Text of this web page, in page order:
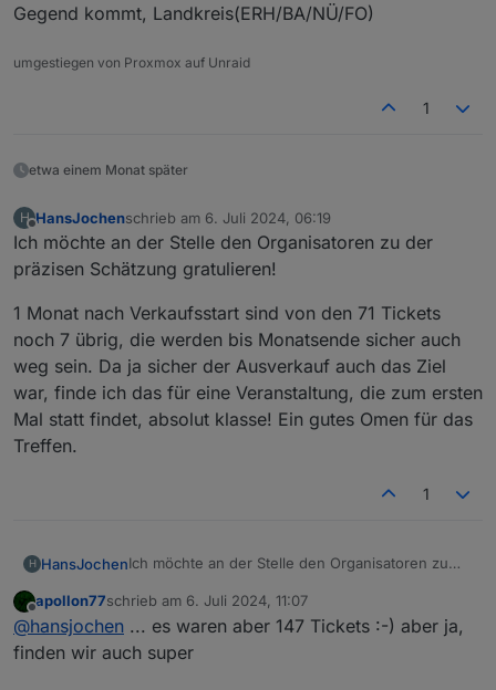
Gegend kommt, Landkreis(ERH/BA/NÜ/FO)
umgestiegen von Proxmox auf Unraid
1
etwa einem Monat später
H
Offline
HansJochenschrieb am 6. Juli 2024, 06:19
zuletzt editiert von
Ich möchte an der Stelle den Organisatoren zu der
präzisen Schätzung gratulieren!
1 Monat nach Verkaufsstart sind von den 71 Tickets
noch 7 übrig, die werden bis Monatsende sicher auch
weg sein. Da ja sicher der Ausverkauf auch das Ziel
war, finde ich das für eine Veranstaltung, die zum ersten
Mal statt findet, absolut klasse! Ein gutes Omen für das
Treffen.
1
H HansJochenIch möchte an der Stelle den Organisatoren zu
1 Monat nach Verkaufsstart sind von den 71
Tickets noch 7 übrig, die werden bis Monatsende
sicher auch weg sein. Da ja sicher der
Offline
apollon77schrieb am 6. Juli 2024, 11:07
zuletzt editiert von
@hansjochen ... es waren aber 147 Tickets :-) aber ja,
finden wir auch super